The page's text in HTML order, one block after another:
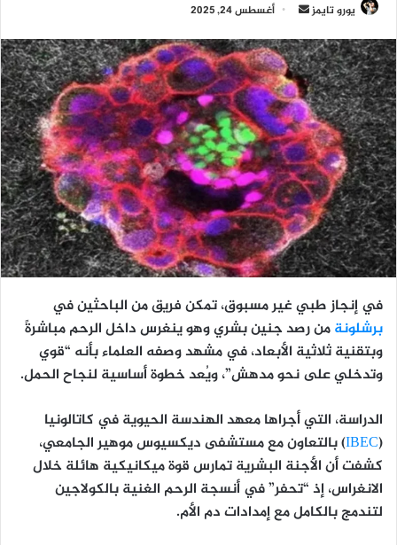
يورو تايمز
أرسل
إلكترونيا
أغسطس 24, 2025
في إنجاز طبي غير مسبوق، تمكن فريق من الباحثين في
برشلونةمن رصد جنين بشري وهو ينغرس داخل الرحم مباشرةً
وبتقنية ثلاثية الأبعاد، في مشهد وصفه العلماء بأنه “قوي
وتدخلي على نحو مدهش”، ويُعد خطوة أساسية لنجاح الحمل.
الدراسة، التي أجراها معهد الهندسة الحيوية في كاتالونيا
(
IBEC) بالتعاون مع مستشفى ديكسيوس موهير الجامعي،
كشفت أن الأجنة البشرية تمارس قوة ميكانيكية هائلة خلال
الانغراس، إذ “تحفر” في أنسجة الرحم الغنية بالكولاجين
لتندمج بالكامل مع إمدادات دم الأم.